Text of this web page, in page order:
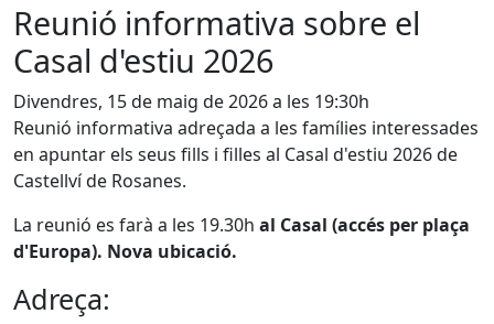
Reunió informativa sobre el
Casal d'estiu 2026
Divendres, 15 de maig de 2026 a les 19:30h
Reunió informativa adreçada a les famílies interessades
en apuntar els seus fills i filles al Casal d'estiu 2026 de
Castellví de Rosanes.
La reunió es farà a les 19.30h al Casal (accés per plaça
d'Europa). Nova ubicació.
Adreça: